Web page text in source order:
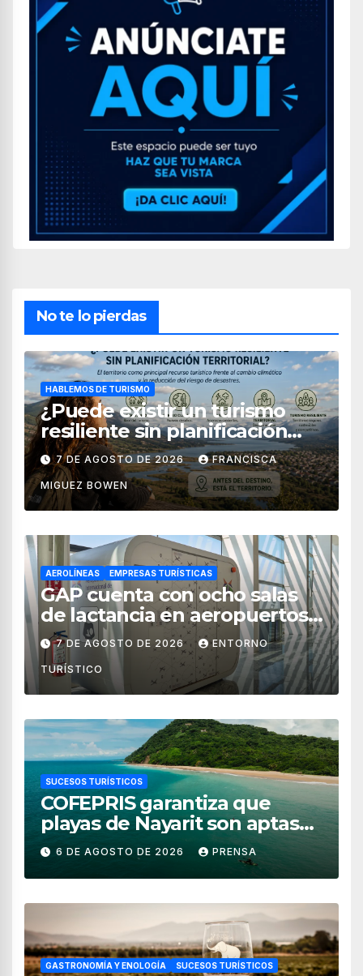
No te lo pierdas
HABLEMOS DE TURISMO
¿Puede existir un turismo
resiliente sin planificación
territorial?
7 DE AGOSTO DE 2026 FRANCISCA
MIGUEZ BOWEN
AEROLÍNEAS EMPRESAS TURÍSTICAS
GAP cuenta con ocho salas
de lactancia en aeropuertos
de México
7 DE AGOSTO DE 2026 ENTORNO
TURÍSTICO
SUCESOS TURÍSTICOS
COFEPRIS garantiza que
playas de Nayarit son aptas
para uso recreativo
6 DE AGOSTO DE 2026 PRENSA
GASTRONOMÍA Y ENOLOGÍA SUCESOS TURÍSTICOS